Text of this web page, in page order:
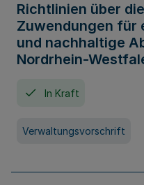
Richtlinien über
Zuwendungen für
und nachhaltige
Nordrhein-
In Kraft
Verwaltungsvorschrift